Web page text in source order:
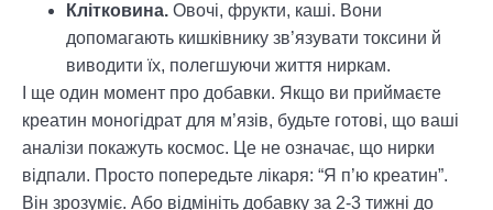
Клітковина. Овочі, фрукти, каші. Вони
допомагають кишківнику зв’язувати токсини й
виводити їх, полегшуючи життя ниркам.
І ще один момент про добавки. Якщо ви приймаєте
креатин моногідрат для м’язів, будьте готові, що ваші
аналізи покажуть космос. Це не означає, що нирки
відпали. Просто попередьте лікаря: “Я п’ю креатин”.
Він зрозуміє. Або відмініть добавку за 2-3 тижні до